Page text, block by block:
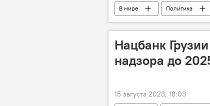
В мире Политика
Обострение ситуации вокруг
Нацбанк
надзора до
15 августа 2023, 18:03